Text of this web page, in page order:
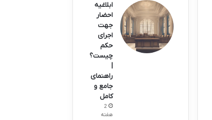
ابلاغیه
احضار
جهت
اجرای
حکم
چیست؟
|
راهنمای
جامع و
کامل
2
هفته